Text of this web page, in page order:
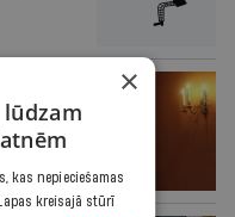
×
kas nepieciešamas
kreisajā stūrī